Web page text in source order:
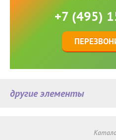
+7 (495)
другие элементы